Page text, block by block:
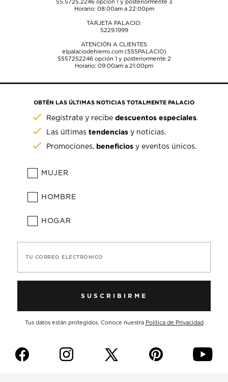
55.5725.2246opción 1 y posteriormente 3
Horario: 08:00am a 22:00pm
TARJETA PALACIO:
5229.1999
ATENCIÓN A CLIENTES
elpalaciodehierro.com (555PALACIO)
5557252246opción 1 y posteriormente 2
Horario: 09:00am a 21:00pm
OBTÉN LAS ÚLTIMAS NOTICIAS TOTALMENTE PALACIO
Regístrate y recibedescuentos especiales.
Las últimastendencias y noticias.
Promociones, beneficios y eventos únicos.
MUJER
HOMBRE
HOGAR
TU CORREO ELECTRÓNICO
SUSCRIBIRME
Tus datos están protegidos. Conoce nuestra Política de Privacidad
f i p y